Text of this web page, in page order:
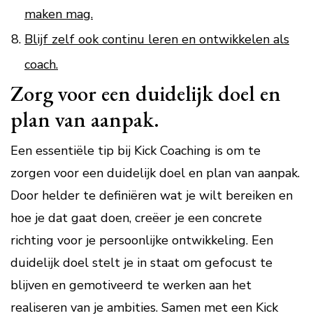
maken mag.
Blijf zelf ook continu leren en ontwikkelen als
coach.
Zorg voor een duidelijk doel en
plan van aanpak.
Een essentiële tip bij Kick Coaching is om te
zorgen voor een duidelijk doel en plan van aanpak.
Door helder te definiëren wat je wilt bereiken en
hoe je dat gaat doen, creëer je een concrete
richting voor je persoonlijke ontwikkeling. Een
duidelijk doel stelt je in staat om gefocust te
blijven en gemotiveerd te werken aan het
realiseren van je ambities. Samen met een Kick